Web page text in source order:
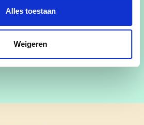
Alles toestaan
Weigeren
bereikbaarheid van alle
en de promotie van lokale